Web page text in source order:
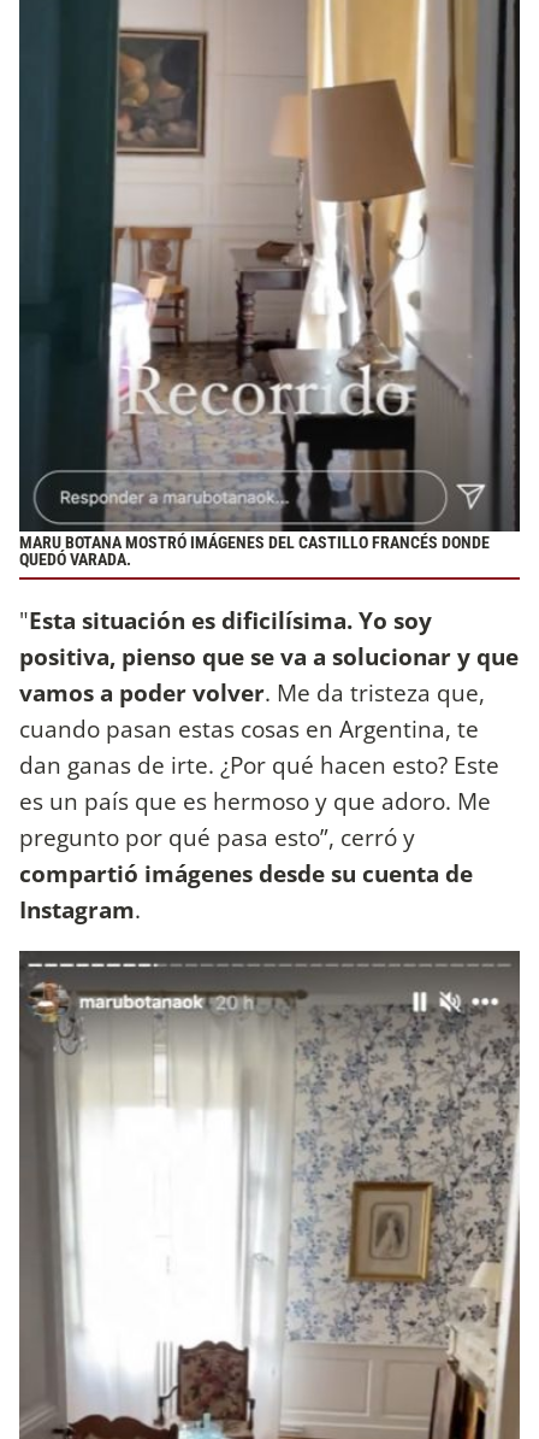
MARU BOTANA MOSTRÓ IMÁGENES DEL CASTILLO FRANCÉS DONDE
QUEDÓ VARADA.
"Esta situación es dificilísima. Yo soy
positiva, pienso que se va a solucionar y que
vamos a poder volver. Me da tristeza que,
cuando pasan estas cosas en Argentina, te
dan ganas de irte. ¿Por qué hacen esto? Este
es un país que es hermoso y que adoro. Me
pregunto por qué pasa esto”, cerró y
compartió imágenes desde su cuenta de
Instagram.